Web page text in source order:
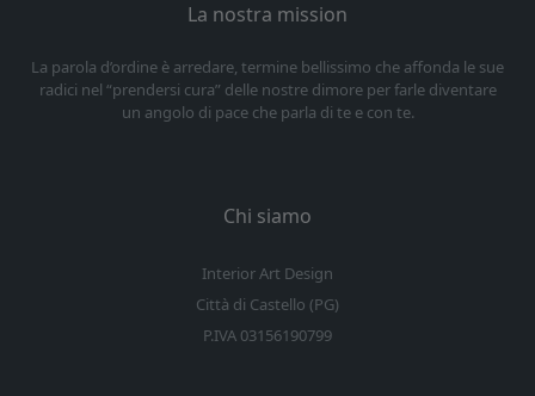
La nostra mission
La parola d’ordine è arredare, termine bellissimo che affonda le sue
radici nel “prendersi cura” delle nostre dimore per farle diventare
un angolo di pace che parla di te e con te.
Chi siamo
Interior Art Design
Città di Castello (PG)
P.IVA 03156190799